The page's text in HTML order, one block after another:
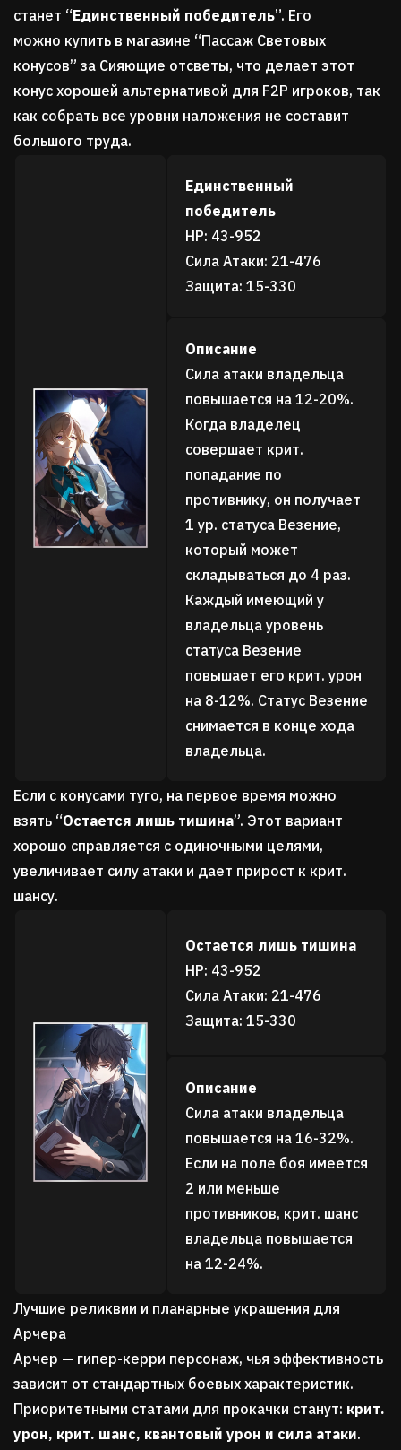
станет “Единственный победитель”. Его
можно купить в магазине “Пассаж Световых
конусов” за Сияющие отсветы, что делает этот
конус хорошей альтернативой для F2P игроков, так
как собрать все уровни наложения не составит
большого труда.
Единственный
победитель
HP: 43-952
Сила Атаки: 21-476
Защита: 15-330
Описание
Сила атаки владельца
повышается на 12-20%.
Когда владелец
совершает крит.
попадание по
противнику, он получает
1 ур. статуса Везение,
который может
складываться до 4 раз.
Каждый имеющий у
владельца уровень
статуса Везение
повышает его крит. урон
на 8-12%. Статус Везение
снимается в конце хода
владельца.
Если с конусами туго, на первое время можно
взять “Остается лишь тишина”. Этот вариант
хорошо справляется с одиночными целями,
увеличивает силу атаки и дает прирост к крит.
шансу.
Остается лишь тишина
HP: 43-952
Сила Атаки: 21-476
Защита: 15-330
Описание
Сила атаки владельца
повышается на 16-32%.
Если на поле боя имеется
2 или меньше
противников, крит. шанс
владельца повышается
на 12-24%.
Лучшие реликвии и планарные украшения для
Арчера
Арчер — гипер-керри персонаж, чья эффективность
зависит от стандартных боевых характеристик.
Приоритетными статами для прокачки станут: крит.
урон, крит. шанс, квантовый урон и сила атаки.